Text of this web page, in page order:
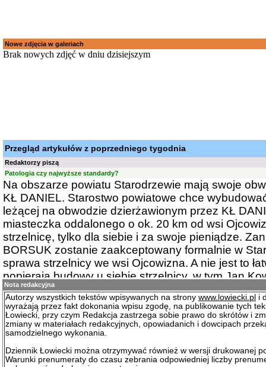
Nowe zdjęcia w galeriach
Brak nowych zdjęć w dniu dzisiejszym
Nota redakcyjna
Autorzy wszystkich tekstów wpisywanych na strony www.lowiecki.pl i
wyrażają przez fakt dokonania wpisu zgodę, na publikowanie tych
Łowiecki, przy czym Redakcja zastrzega sobie prawo do skrótów i
zmiany w materiałach redakcyjnych, opowiadanich i dowcipach
samodzielnego wykonania.
Dziennik Łowiecki można otrzymywać również w wersji drukowanej
Warunki prenumeraty do czasu zebrania odpowiedniej liczby
Przegląd artykułów z poprzedniego tygodnia
Redaktorzy piszą
Patologia czy najwyższe standardy?
Na obszarze powiatu Starodrzewie mają swoje
KŁ DANIEL. Starostwo powiatowe chce
leżącej na obwodzie dzierżawionym przez KŁ
miasteczka oddalonego o ok. 20 km od wsi
strzelnicę, tylko dla siebie i za swoje pieniądze.
BORSUK zostanie zaakceptowany formalnie w
sprawa strzelnicy we wsi Ojcowizna. A nie jest to
popierają budowy u siebie strzelnicy, w tym Jan
obu tych kół łowieckich. Nazwy kół, miejscowości
zmienione.
Na tle powyższej sytuacji warto przedstawić
BORSUK po posiedzeniu zarządu tego koła.